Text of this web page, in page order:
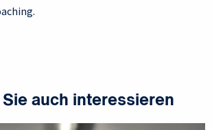
Sie auch interessieren